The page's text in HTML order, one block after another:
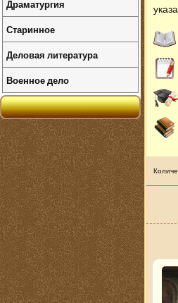
Драматургия
Старинное
Деловая литература
Военное дело